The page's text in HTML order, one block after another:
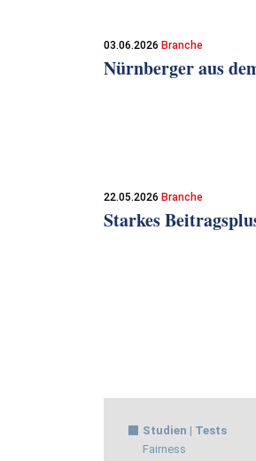
03.06.2026 Branche
Nürnberger aus
22.05.2026 Branche
Starkes
Studien | Tests
Fairness